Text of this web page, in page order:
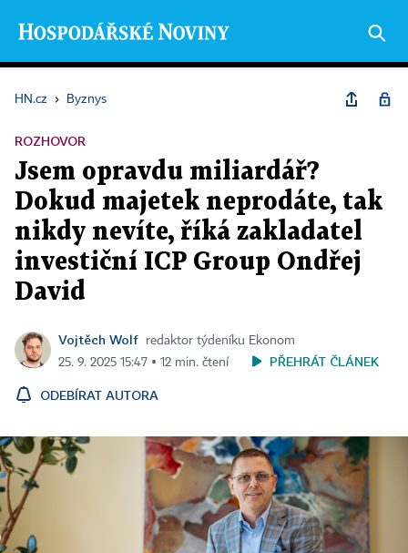
HN.cz › Byznys
ROZHOVOR
Jsem opravdu miliardář?
Dokud majetek neprodáte, tak
nikdy nevíte, říká zakladatel
investiční ICP Group Ondřej
David
Vojtěch Wolf
redaktor týdeníku Ekonom
25. 9. 2025 15:47 ▪ 12 min. čtení
PŘEHRÁT ČLÁNEK
ODEBÍRAT AUTORA